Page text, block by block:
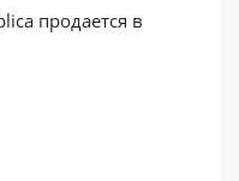
продается в